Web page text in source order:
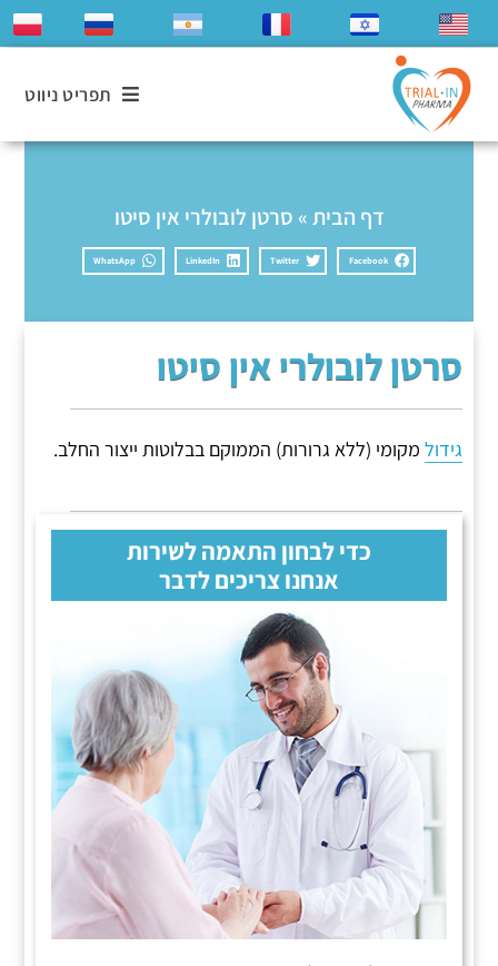
תפריט ניווט
דף הבית» סרטן לובולרי אין סיטו
Facebook
Twitter
LinkedIn
WhatsApp
סרטן לובולרי אין סיטו
גידול מקומי (ללא גרורות) הממוקם בבלוטות ייצור החלב.
כדי לבחון התאמה לשירות
אנחנו צריכים לדבר